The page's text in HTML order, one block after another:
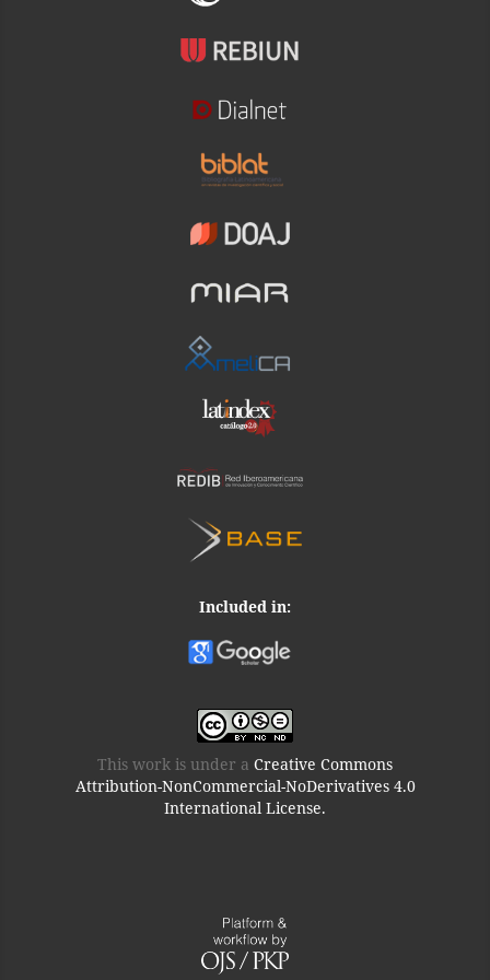
Included in:
This work is under a Creative Commons
Attribution-NonCommercial-NoDerivatives 4.0
International License.